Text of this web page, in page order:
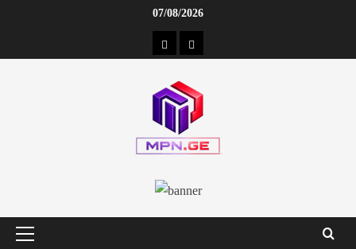
07/08/2026
კონტაქტი
ჩვენ
Primary